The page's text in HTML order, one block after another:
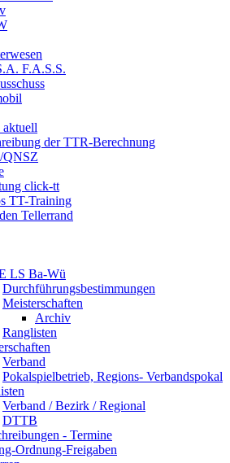
F.A.S.S.
der TTR-Berechnung
click-tt
TT-Training
Tellerrand
LS Ba-Wü
Durchführungsbestimmungen
Meisterschaften
Archiv
Ranglisten
Verband
Pokalspielbetrieb, Regions- Verbandspokal
Verband / Bezirk / Regional
DTTB
- Termine
Ordnung-Freigaben